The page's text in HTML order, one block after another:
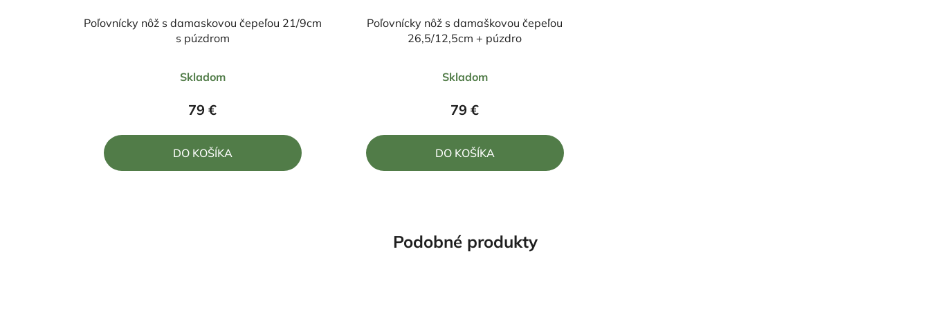
Poľovnícky nôž s damaskovou čepeľou 21/9cm
s púzdrom
hodnotenie
produktu
z
Skladom
79 €
DO KOŠÍKA
Poľovnícky nôž s damaškovou čepeľou
26,5/12,5cm + púzdro
hodnotenie
produktu
z
Skladom
79 €
DO KOŠÍKA
Podobné produkty